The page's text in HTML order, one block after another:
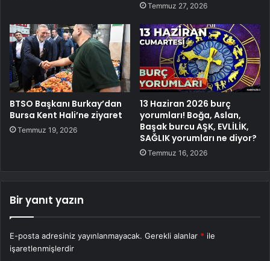
Temmuz 27, 2026
BTSO Başkanı Burkay’dan
Bursa Kent Hali’ne ziyaret
Temmuz 19, 2026
13 Haziran 2026 burç
yorumları! Boğa, Aslan,
Başak burcu AŞK, EVLİLİK,
SAĞLIK yorumları ne diyor?
Temmuz 16, 2026
Bir yanıt yazın
E-posta adresiniz yayınlanmayacak. Gerekli alanlar * ile
işaretlenmişlerdir